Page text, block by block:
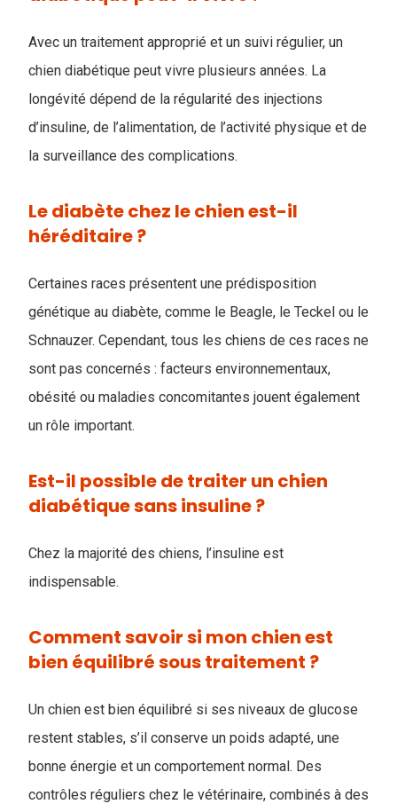
Avec un traitement approprié et un suivi régulier, un
chien diabétique peut vivre plusieurs années. La
longévité dépend de la régularité des injections
d’insuline, de l’alimentation, de l’activité physique et de
la surveillance des complications.
Le diabète chez le chien est-il
héréditaire ?
Certaines races présentent une prédisposition
génétique au diabète, comme le Beagle, le Teckel ou le
Schnauzer. Cependant, tous les chiens de ces races ne
sont pas concernés : facteurs environnementaux,
obésité ou maladies concomitantes jouent également
un rôle important.
Est-il possible de traiter un chien
diabétique sans insuline ?
Chez la majorité des chiens, l’insuline est
indispensable.
Comment savoir si mon chien est
bien équilibré sous traitement ?
Un chien est bien équilibré si ses niveaux de glucose
restent stables, s’il conserve un poids adapté, une
bonne énergie et un comportement normal. Des
contrôles réguliers chez le vétérinaire, combinés à des